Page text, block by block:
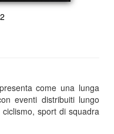
come una lunga
eventi distribuiti lungo
sport di squadra